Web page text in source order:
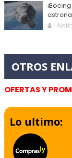
I-
OFERTAS Y
Lo ultimo: